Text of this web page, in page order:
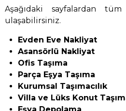
Aşağıdaki sayfalardan
ulaşabilirsiniz.
Evden Eve Nakliyat
Asansörlü Nakliyat
Ofis Taşıma
Parça Eşya Taşıma
Kurumsal Taşımacılık
Villa ve Lüks Konut